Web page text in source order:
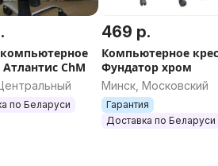
ChM
по Беларуси
469 р.
Компьютерное
Фундатор хром
Минск, Московский
Гарантия
Доставка по Беларуси